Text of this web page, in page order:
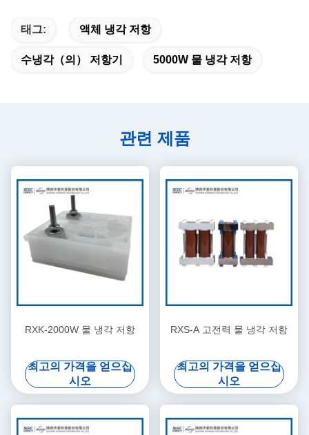
태그: 액체 냉각 저항
수냉각（의） 저항기 5000W 물 냉각 저항
관련 제품
RXK-2000W 물 냉각 저항
최고의 가격을 얻으십
시오
RXS-A 고전력 물 냉각 저항
최고의 가격을 얻으십
시오